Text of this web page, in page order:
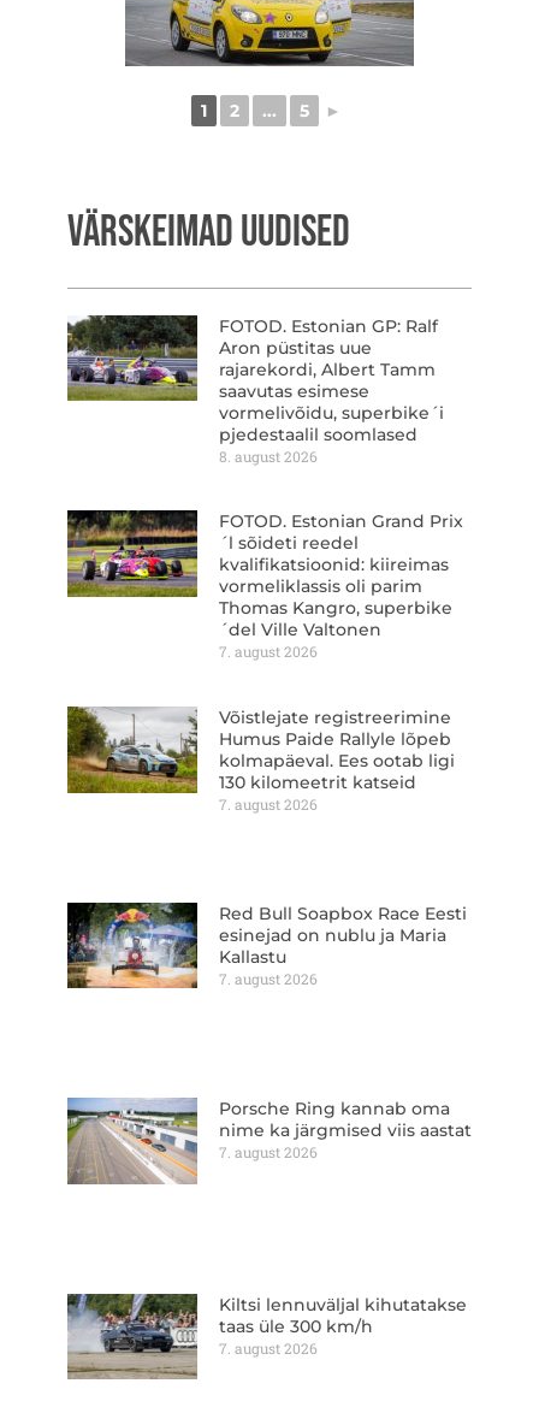
1 2 ... 5 ►
VÄRSKEIMAD UUDISED
FOTOD. Estonian GP: Ralf
Aron püstitas uue
rajarekordi, Albert Tamm
saavutas esimese
vormelivõidu, superbike´i
pjedestaalil soomlased
8. august 2026
FOTOD. Estonian Grand Prix
´l sõideti reedel
kvalifikatsioonid: kiireimas
vormeliklassis oli parim
Thomas Kangro, superbike
´del Ville Valtonen
7. august 2026
Võistlejate registreerimine
Humus Paide Rallyle lõpeb
kolmapäeval. Ees ootab ligi
130 kilomeetrit katseid
7. august 2026
Red Bull Soapbox Race Eesti
esinejad on nublu ja Maria
Kallastu
7. august 2026
Porsche Ring kannab oma
nime ka järgmised viis aastat
7. august 2026
Kiltsi lennuväljal kihutatakse
taas üle 300 km/h
7. august 2026